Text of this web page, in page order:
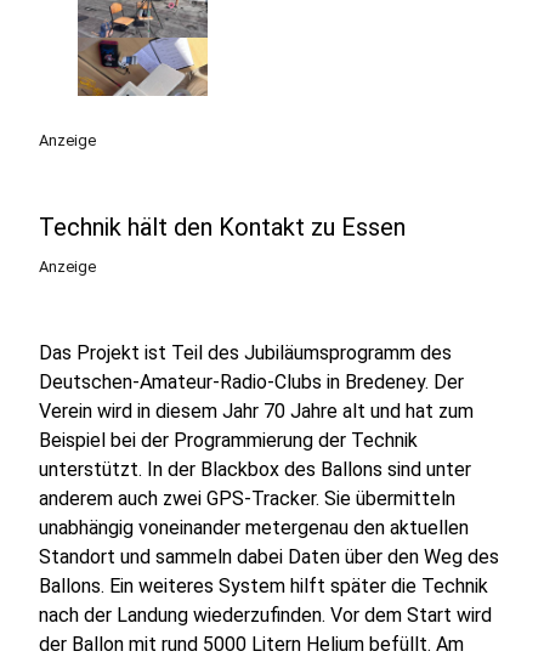
Anzeige
Technik hält den Kontakt zu Essen
Anzeige
Das Projekt ist Teil des Jubiläumsprogramm des
Deutschen-Amateur-Radio-Clubs in Bredeney. Der
Verein wird in diesem Jahr 70 Jahre alt und hat zum
Beispiel bei der Programmierung der Technik
unterstützt. In der Blackbox des Ballons sind unter
anderem auch zwei GPS-Tracker. Sie übermitteln
unabhängig voneinander metergenau den aktuellen
Standort und sammeln dabei Daten über den Weg des
Ballons. Ein weiteres System hilft später die Technik
nach der Landung wiederzufinden. Vor dem Start wird
der Ballon mit rund 5000 Litern Helium befüllt. Am